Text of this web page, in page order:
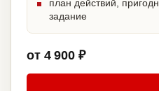
план действий,
задание
от 4 900 ₽